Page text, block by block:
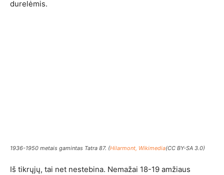
durelėmis.
1936-1950 metais gamintas Tatra 87. (Hilarmont, Wikimedia(CC BY-SA 3.0)
Iš tikrųjų, tai net nestebina. Nemažai 18-19 amžiaus